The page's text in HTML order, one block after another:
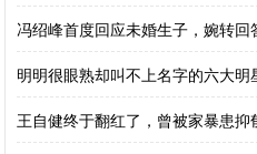
冯绍峰首度回应未婚生子，婉转回
明明很眼熟却叫不上名字的六大明
王自健终于翻红了，曾被家暴患抑